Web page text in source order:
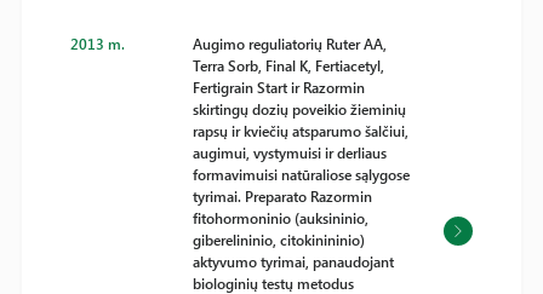
2013 m.
Augimo reguliatorių Ruter AA,
Terra Sorb, Final K, Fertiacetyl,
Fertigrain Start ir Razormin
skirtingų dozių poveikio žieminių
rapsų ir kviečių atsparumo šalčiui,
augimui, vystymuisi ir derliaus
formavimuisi natūraliose sąlygose
tyrimai. Preparato Razormin
fitohormoninio (auksininio,
giberelininio, citokinininio)
aktyvumo tyrimai, panaudojant
biologinių testų metodus